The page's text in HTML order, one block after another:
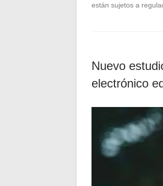
están sujetos a
Nuevo
electrónico